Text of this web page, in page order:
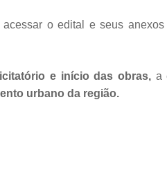
o edital e seus anexos
e início das obras, a
urbano da região.